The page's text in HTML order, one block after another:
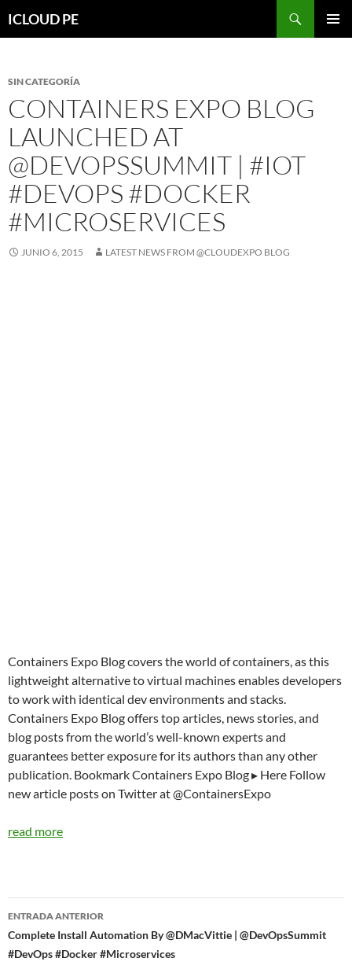
hacia
ICLOUD PE
SIN CATEGORÍA
CONTAINERS EXPO BLOG
LAUNCHED AT
@DEVOPSSUMMIT | #IOT
#DEVOPS #DOCKER
#MICROSERVICES
JUNIO 6, 2015 LATEST NEWS FROM @CLOUDEXPO BLOG
Containers Expo Blog covers the world of containers, as this
lightweight alternative to virtual machines enables developers
to work with identical dev environments and stacks.
Containers Expo Blog offers top articles, news stories, and
blog posts from the world’s well-known experts and
guarantees better exposure for its authors than any other
publication. Bookmark Containers Expo Blog ▸ Here Follow
new article posts on Twitter at @ContainersExpo
read more
Navegador
de
ENTRADA ANTERIOR
Complete Install Automation By @DMacVittie | @DevOpsSummit
#DevOps #Docker #Microservices